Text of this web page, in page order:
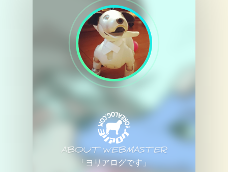
ABOUT WEBMASTER
「ヨリアログです」